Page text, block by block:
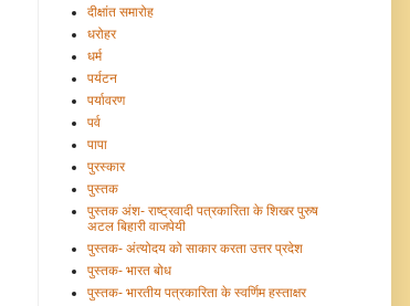
दीक्षांत समारोह
धरोहर
धर्म
पर्यटन
पर्यावरण
पर्व
पापा
पुरस्कार
पुस्तक
पुस्तक अंश- राष्ट्रवादी पत्रकारिता के शिखर पुरुष
अटल बिहारी वाजपेयी
पुस्तक- अंत्योदय को साकार करता उत्तर प्रदेश
पुस्तक- भारत बोध
पुस्तक- भारतीय पत्रकारिता के स्वर्णिम हस्ताक्षर